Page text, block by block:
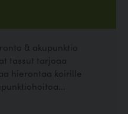
& akupunktio
tassut tarjoaa
hierontaa koirille